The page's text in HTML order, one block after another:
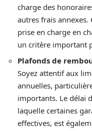
charge des
autres frais
prise en charge en
un critère important
Plafonds de
Soyez attentif aux
annuelles,
importants. Le délai
laquelle certaines
effectives, est